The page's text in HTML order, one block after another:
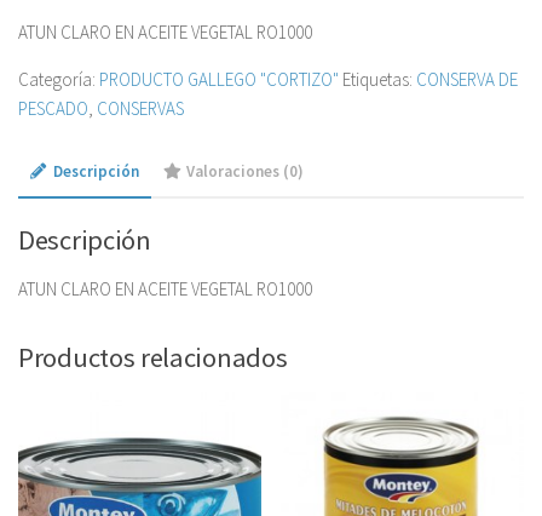
ATUN CLARO EN ACEITE VEGETAL RO1000
Categoría: PRODUCTO GALLEGO "CORTIZO" Etiquetas: CONSERVA DE
PESCADO, CONSERVAS
Descripción Valoraciones (0)
Descripción
ATUN CLARO EN ACEITE VEGETAL RO1000
Productos relacionados